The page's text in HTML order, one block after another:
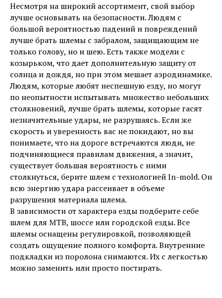
Несмотря на широкий ассортимент, свой выбор
лучше основывать на безопасности. Людям с
большой вероятностью падений и повреждений
лучше брать шлемы с забралом, защищающим не
только голову, но и шею. Есть также модели с
козырьком, что дает дополнительную защиту от
солнца и дождя, но при этом мешает аэродинамике.
Людям, которые любят неспешную езду, но могут
по неопытности испытывать множество небольших
столкновений, лучше брать шлемы, которые гасят
незначительные удары, не разрушаясь. Если же
скорость и уверенность вас не покидают, но вы
понимаете, что на дороге встречаются люди, не
подчиняющиеся правилам движения, а значит,
существует большая вероятность с ними
столкнуться, берите шлем с технологией In-mold. Он
всю энергию удара рассеивает в объеме
разрушения материала шлема.
В зависимости от характера езды подберите себе
шлем для MTB, шоссе или городской езды. Все
шлемы оснащены регулировкой, позволяющей
создать ощущение полного комфорта. Внутренние
подкладки из поролона снимаются. Их с легкостью
можно заменить или просто постирать.